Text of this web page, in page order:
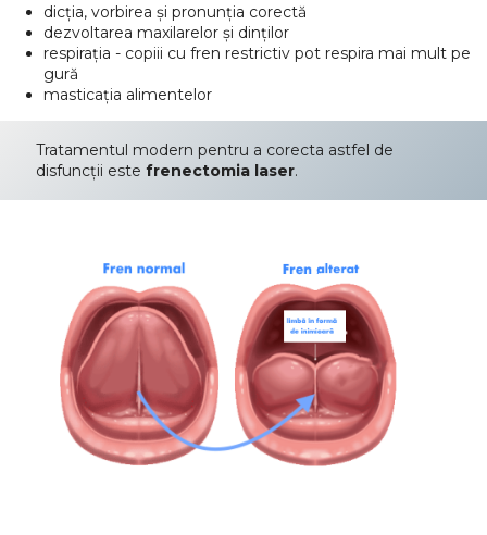
dicția, vorbirea și pronunția corectă
dezvoltarea maxilarelor și dinților
respirația - copiii cu fren restrictiv pot respira mai mult pe
gură
masticația alimentelor
Tratamentul modern pentru a corecta astfel de
disfuncții estefrenectomia laser.